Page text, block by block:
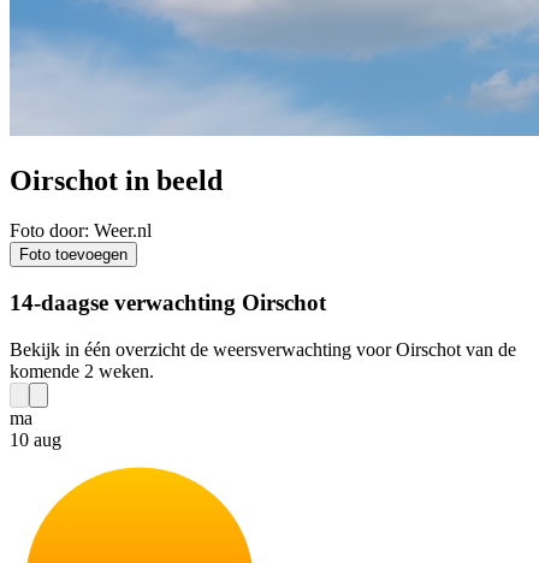
Oirschot in beeld
Foto door: Weer.nl
Foto toevoegen
14-daagse verwachting Oirschot
Bekijk in één overzicht de weersverwachting voor Oirschot van de
komende 2 weken.
ma
10 aug